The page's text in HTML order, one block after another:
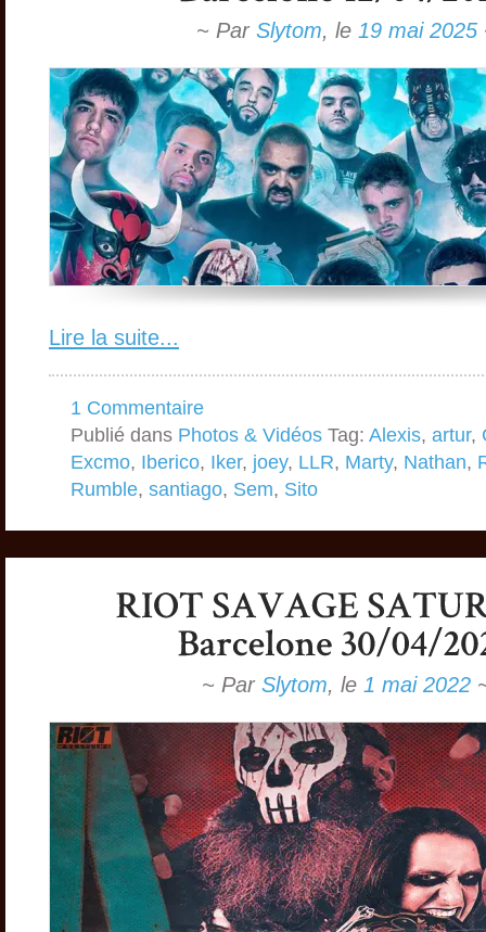
~ Par Slytom, le 19 mai 2025
Lire la suite...
1 Commentaire
Publié dans Photos & Vidéos Tag: Alexis, artur,
Excmo, Iberico, Iker, joey, LLR, Marty, Nathan,
Rumble, santiago, Sem, Sito
~ Par Slytom, le 1 mai 2022